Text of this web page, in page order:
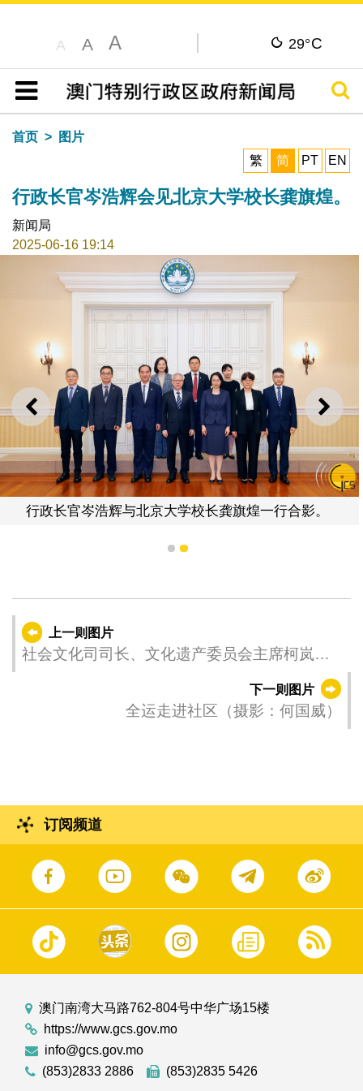
A A A 29°C
目录
搜寻
首页
图片
繁
简 PT EN
行政长官岑浩辉会见北京大学校长龚旗煌。
新闻局
2025-06-16 19:14
上一则 下一
行政长官岑浩辉与北京大学校长龚旗煌一行合影。
1 2
上一则图片
社会文化司司长、文化遗产委员会主席柯岚主
持文化遗产委员会2025年第3次平常全体会议
下一则图片
全运走进社区（摄影：何国威）
订阅频道
澳门南湾大马路762-804号中华广场15楼
https://www.gcs.gov.mo
info@gcs.gov.mo
(853)2833 2886
(853)2835 5426